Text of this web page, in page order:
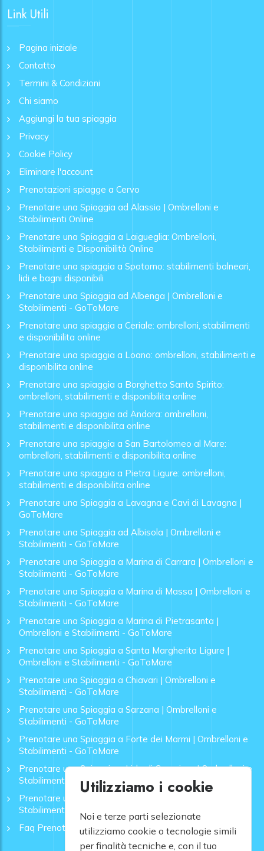
Link Utili
Pagina iniziale
Contatto
Termini & Condizioni
Chi siamo
Aggiungi la tua spiaggia
Privacy
Cookie Policy
Eliminare l'account
Prenotazioni spiagge a Cervo
Prenotare una Spiaggia ad Alassio | Ombrelloni e
Stabilimenti Online
Prenotare una Spiaggia a Laigueglia: Ombrelloni,
Stabilimenti e Disponibilità Online
Prenotare una spiaggia a Spotorno: stabilimenti balneari,
lidi e bagni disponibili
Prenotare una Spiaggia ad Albenga | Ombrelloni e
Stabilimenti - GoToMare
Prenotare una spiaggia a Ceriale: ombrelloni, stabilimenti
e disponibilita online
Prenotare una spiaggia a Loano: ombrelloni, stabilimenti e
disponibilita online
Prenotare una spiaggia a Borghetto Santo Spirito:
ombrelloni, stabilimenti e disponibilita online
Prenotare una spiaggia ad Andora: ombrelloni,
stabilimenti e disponibilita online
Prenotare una spiaggia a San Bartolomeo al Mare:
ombrelloni, stabilimenti e disponibilita online
Prenotare una spiaggia a Pietra Ligure: ombrelloni,
stabilimenti e disponibilita online
Prenotare una Spiaggia a Lavagna e Cavi di Lavagna |
GoToMare
Prenotare una Spiaggia ad Albisola | Ombrelloni e
Stabilimenti - GoToMare
Prenotare una Spiaggia a Marina di Carrara | Ombrelloni e
Stabilimenti - GoToMare
Prenotare una Spiaggia a Marina di Massa | Ombrelloni e
Stabilimenti - GoToMare
Prenotare una Spiaggia a Marina di Pietrasanta |
Ombrelloni e Stabilimenti - GoToMare
Prenotare una Spiaggia a Santa Margherita Ligure |
Ombrelloni e Stabilimenti - GoToMare
Prenotare una Spiaggia a Chiavari | Ombrelloni e
Stabilimenti - GoToMare
Prenotare una Spiaggia a Sarzana | Ombrelloni e
Stabilimenti - GoToMare
Prenotare una Spiaggia a Forte dei Marmi | Ombrelloni e
Stabilimenti - GoToMare
Prenotare una Spiaggia a Lido di Camaiore | Ombrelloni e
Stabilimenti - GoToMare
Prenotare una Spiaggia a Rapallo | Ombrelloni e
Stabilimenti - GoToMare
Faq Prenotazione Spiagge
Utilizziamo i cookie
Noi e terze parti selezionate
utilizziamo cookie o tecnologie simili
per finalità tecniche e, con il tuo